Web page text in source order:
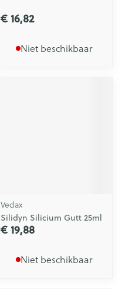
€ 16,82
Niet beschikbaar
Vedax
Silidyn Silicium Gutt 25ml
€ 19,88
Niet beschikbaar